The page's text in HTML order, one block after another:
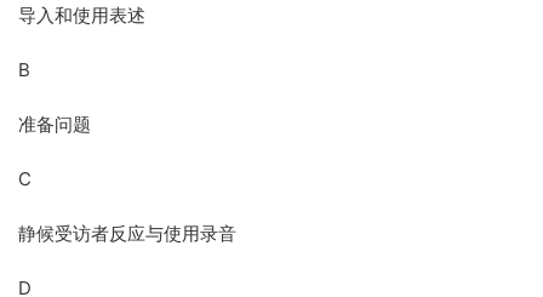
导入和使用表述
B
准备问题
C
静候受访者反应与使用录音
D